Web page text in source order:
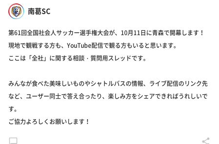
南葛SC
第61回全国社会人サッカー選手権大会が、10月11日に青森で開幕します！
現地で観戦する方も、YouTube配信で観る方もいると思います。
ここは「全社」に関する相談・質問用スレッドです。
みんなが食べた美味しいものやシャトルバスの情報、ライブ配信のリンク先
など、ユーザー同士で答え合ったり、楽しみ方をシェアできればうれしいで
す。
ご協力よろしくお願いします！